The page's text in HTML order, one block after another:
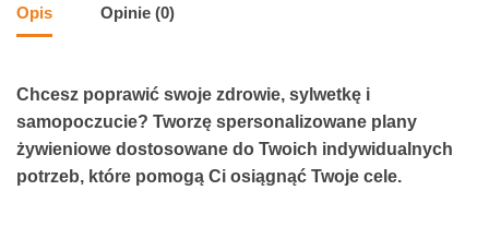
Opis Opinie (0)
Chcesz poprawić swoje zdrowie, sylwetkę i
samopoczucie? Tworzę spersonalizowane plany
żywieniowe dostosowane do Twoich indywidualnych
potrzeb, które pomogą Ci osiągnąć Twoje cele.